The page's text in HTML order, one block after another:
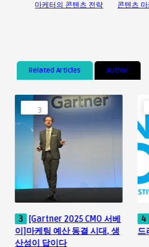
마케터의 콘텐츠 전략 콘텐츠
Related Articles Author
제가
사정
3
5 2025 소셜 미디어 마케
트렌드 핵심 셋